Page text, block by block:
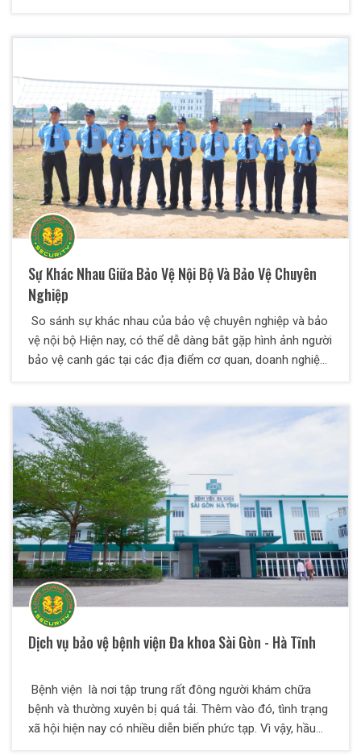
khách hàng được biết.
Sự Khác Nhau Giữa Bảo Vệ Nội Bộ Và Bảo Vệ Chuyên
Nghiệp
So sánh sự khác nhau của bảo vệ chuyên nghiệp và bảo
vệ nội bộ Hiện nay, có thể dễ dàng bắt gặp hình ảnh người
bảo vệ canh gác tại các địa điểm cơ quan, doanh nghiệp
ra thuận lợi và suôn sẻ, mỗi cơ quan, tổ chức đều phải có
nhân viên bảo vệ. Nghề bảo vệ đang ngày càng phát triển,
bài viết sau sẽ chỉ ra sự khác nhau giữa bảo vệ chuyên
nghiệp và bảo vệ nội bộ.
Dịch vụ bảo vệ bệnh viện Đa khoa Sài Gòn - Hà Tĩnh
Bệnh viện là nơi tập trung rất đông người khám chữa
bệnh và thường xuyên bị quá tải. Thêm vào đó, tình trạng
xã hội hiện nay có nhiều diễn biến phức tạp. Vì vậy, hầu